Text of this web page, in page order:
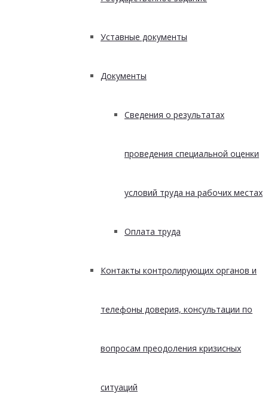
Уставные документы
Документы
Сведения о результатах
проведения специальной оценки
условий труда на рабочих местах
Оплата труда
Контакты контролирующих органов и
телефоны доверия, консультации по
вопросам преодоления кризисных
ситуаций